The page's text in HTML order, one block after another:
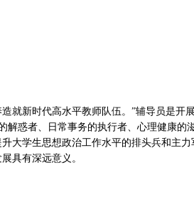
就新时代高水平教师队伍。”辅导员是开
惑者、日常事务的执行者、心理健康的
大学生思想政治工作水平的排头兵和主
具有深远意义。